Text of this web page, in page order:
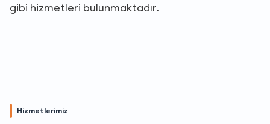
gibi hizmetleri bulunmaktadır.
Hizmetlerimiz